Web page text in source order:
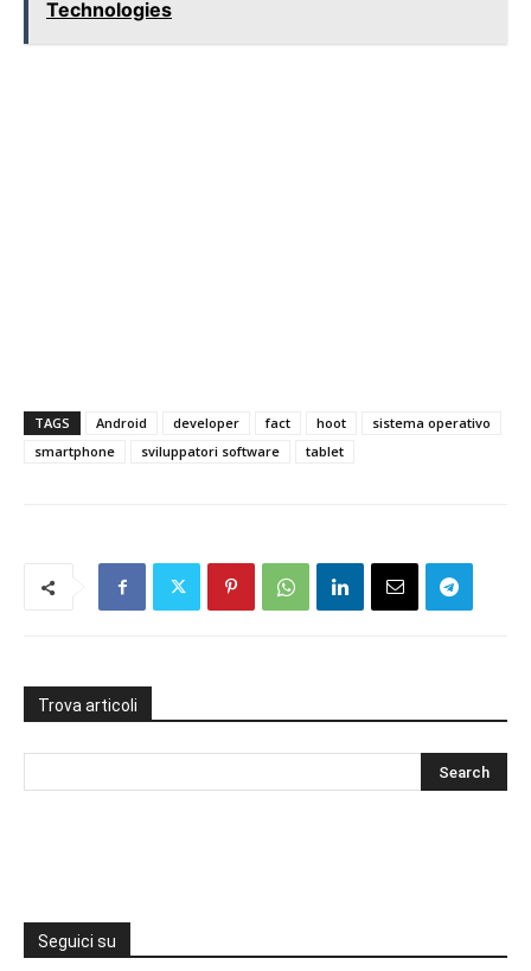
Technologies
TAGS Android developer fact hoot
sistema operativo
smartphone
sviluppatori software tablet
Trova articoli
Seguici su